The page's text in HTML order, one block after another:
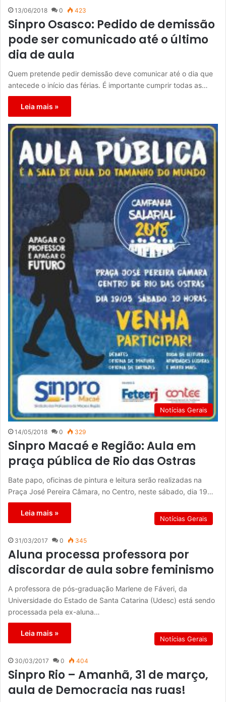
13/06/2018 0 423
Sinpro Osasco: Pedido de demissão
pode ser comunicado até o último
dia de aula
Quem pretende pedir demissão deve comunicar até o dia que
antecede o início das férias. É importante cumprir todas as…
Leia mais »
Notícias Gerais
14/05/2018 0 329
Sinpro Macaé e Região: Aula em
praça pública de Rio das Ostras
Bate papo, oficinas de pintura e leitura serão realizadas na
Praça José Pereira Câmara, no Centro, neste sábado, dia 19…
Leia mais »
Notícias Gerais
31/03/2017 0 345
Aluna processa professora por
discordar de aula sobre feminismo
A professora de pós-graduação Marlene de Fáveri, da
Universidade do Estado de Santa Catarina (Udesc) está sendo
processada pela ex-aluna…
Leia mais »
Notícias Gerais
30/03/2017 0 404
Sinpro Rio – Amanhã, 31 de março,
aula de Democracia nas ruas!